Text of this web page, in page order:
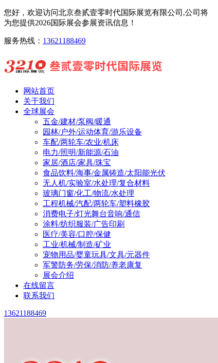
您好，欢迎访问北京叁贰壹零时代国际展览有限公司,公司将
为您提供2026国际展会参展资讯信息！
服务热线： 13621188469
网站首页
关于我们
全球展会
五金/建材/泵阀/暖通
园林/户外/运动体育/游乐设备
车配/两轮车/农业/机床
电力/照明/新能源/石油
家居/酒店/家具/珠宝
食品饮料/海事/金属铸造/太阳能光伏
无人机/实验室/水处理/复合材料
玻璃门窗/化工/物流/水处理
工程机械/汽配/两轮车/塑料橡胶
消费电子/灯光舞台音响/通信
涂料/纺织服装/广告印刷
医疗/美容/口腔/保健
工业/机械/制造/矿业
宠物用品/婴童玩具/文具/元器件
军警防务/劳保/消防/养老康复
展会介绍
在线留言
联系我们
13621188469